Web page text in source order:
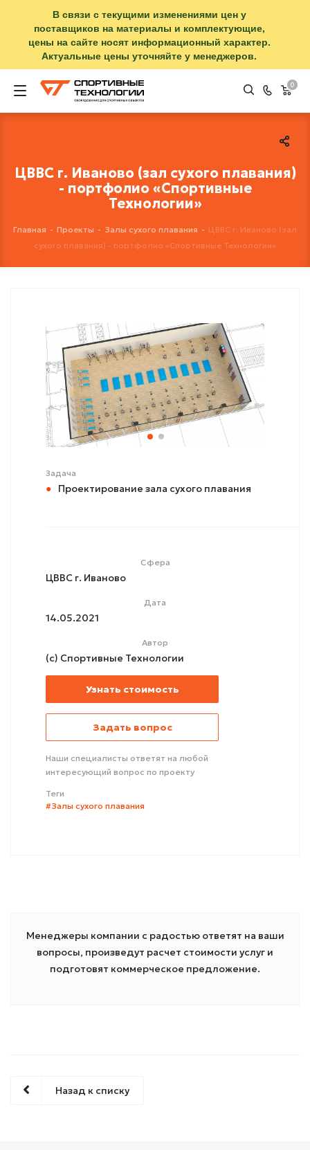
В связи с текущими изменениями цен у
поставщиков на материалы и комплектующие,
цены на сайте носят информационный характер.
Актуальные цены уточняйте у менеджеров.
0
ЦВВС г. Иваново (зал сухого плавания)
- портфолио «Спортивные
Технологии»
Главная - Проекты - Залы сухого плавания - ЦВВС г. Иваново (зал
сухого плавания) - портфолио «Спортивные Технологии»
Задача
Проектирование зала сухого плавания
Сфера
ЦВВС г. Иваново
Дата
14.05.2021
Автор
(с) Спортивные Технологии
Узнать стоимость
Задать вопрос
Наши специалисты ответят на любой
интересующий вопрос по проекту
Теги
#Залы сухого плавания
Менеджеры компании с радостью ответят на ваши
вопросы, произведут расчет стоимости услуг и
подготовят коммерческое предложение.
Назад к списку